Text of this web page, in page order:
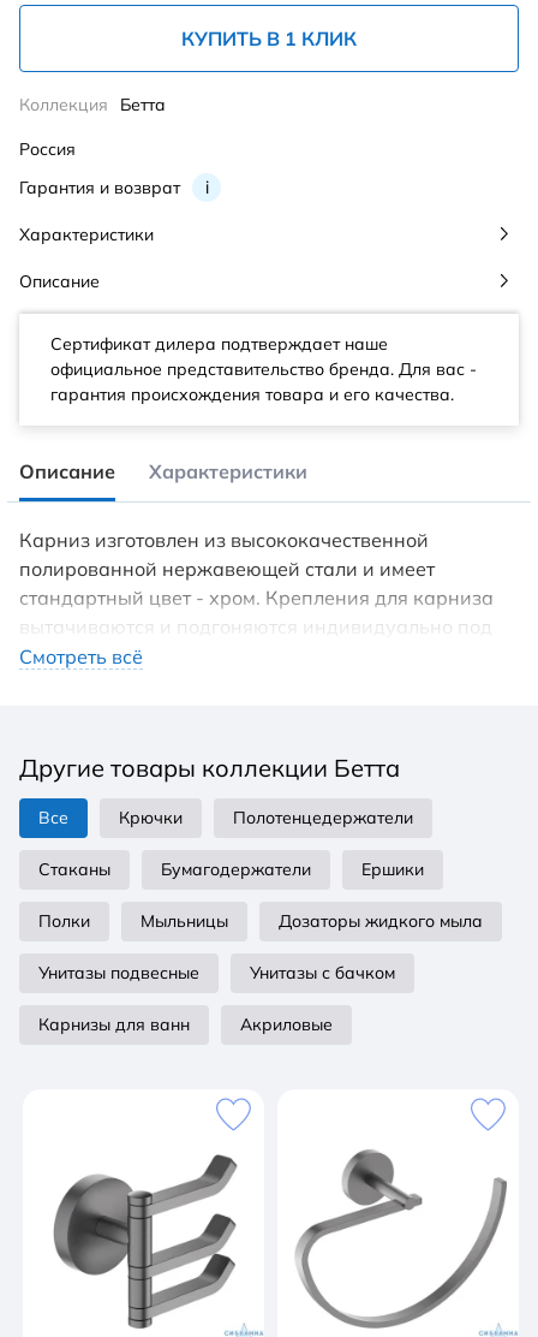
КУПИТЬ В 1 КЛИК
Гарантия и возврат i
Коллекция Бетта
Россия
Характеристики
Описание
Сертификат дилера подтверждает наше
официальное представительство бренда. Для вас -
гарантия происхождения товара и его качества.
Описание Характеристики
Карниз изготовлен из высококачественной
полированной нержавеющей стали и имеет
стандартный цвет - хром. Крепления для карниза
вытачиваются и подгоняются индивидуально под
каждый карниз. За счёт этого крепление
Смотреть всё
Другие товары коллекции Бетта
Все Крючки Полотенцедержатели
Стаканы Бумагодержатели Ершики
Полки Мыльницы Дозаторы жидкого мыла
Унитазы подвесные Унитазы с бачком
Карнизы для ванн Акриловые